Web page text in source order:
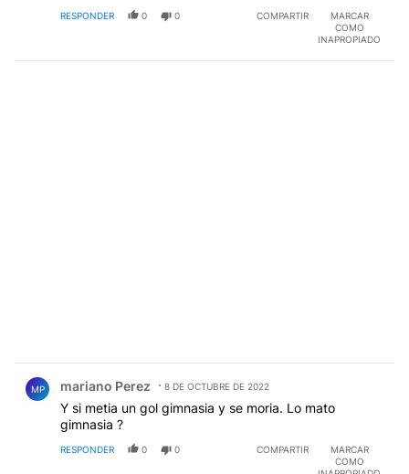
RESPONDER 0 0 COMPARTIR
MARCAR
COMO
INAPROPIADO
MP mariano Perez 8 DE OCTUBRE DE 2022
Y si metia un gol gimnasia y se moria. Lo mato
gimnasia ?
RESPONDER 0 0 COMPARTIR
MARCAR
COMO